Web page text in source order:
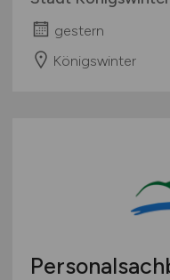
gestern
Königswinter